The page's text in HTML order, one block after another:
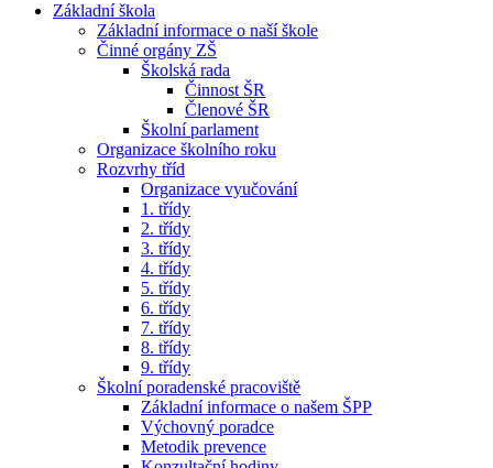
Základní škola
Základní informace o naší škole
Činné orgány ZŠ
Školská rada
Činnost ŠR
Členové ŠR
Školní parlament
Organizace školního roku
Rozvrhy tříd
Organizace vyučování
1. třídy
2. třídy
3. třídy
4. třídy
5. třídy
6. třídy
7. třídy
8. třídy
9. třídy
Školní poradenské pracoviště
Základní informace o našem ŠPP
Výchovný poradce
Metodik prevence